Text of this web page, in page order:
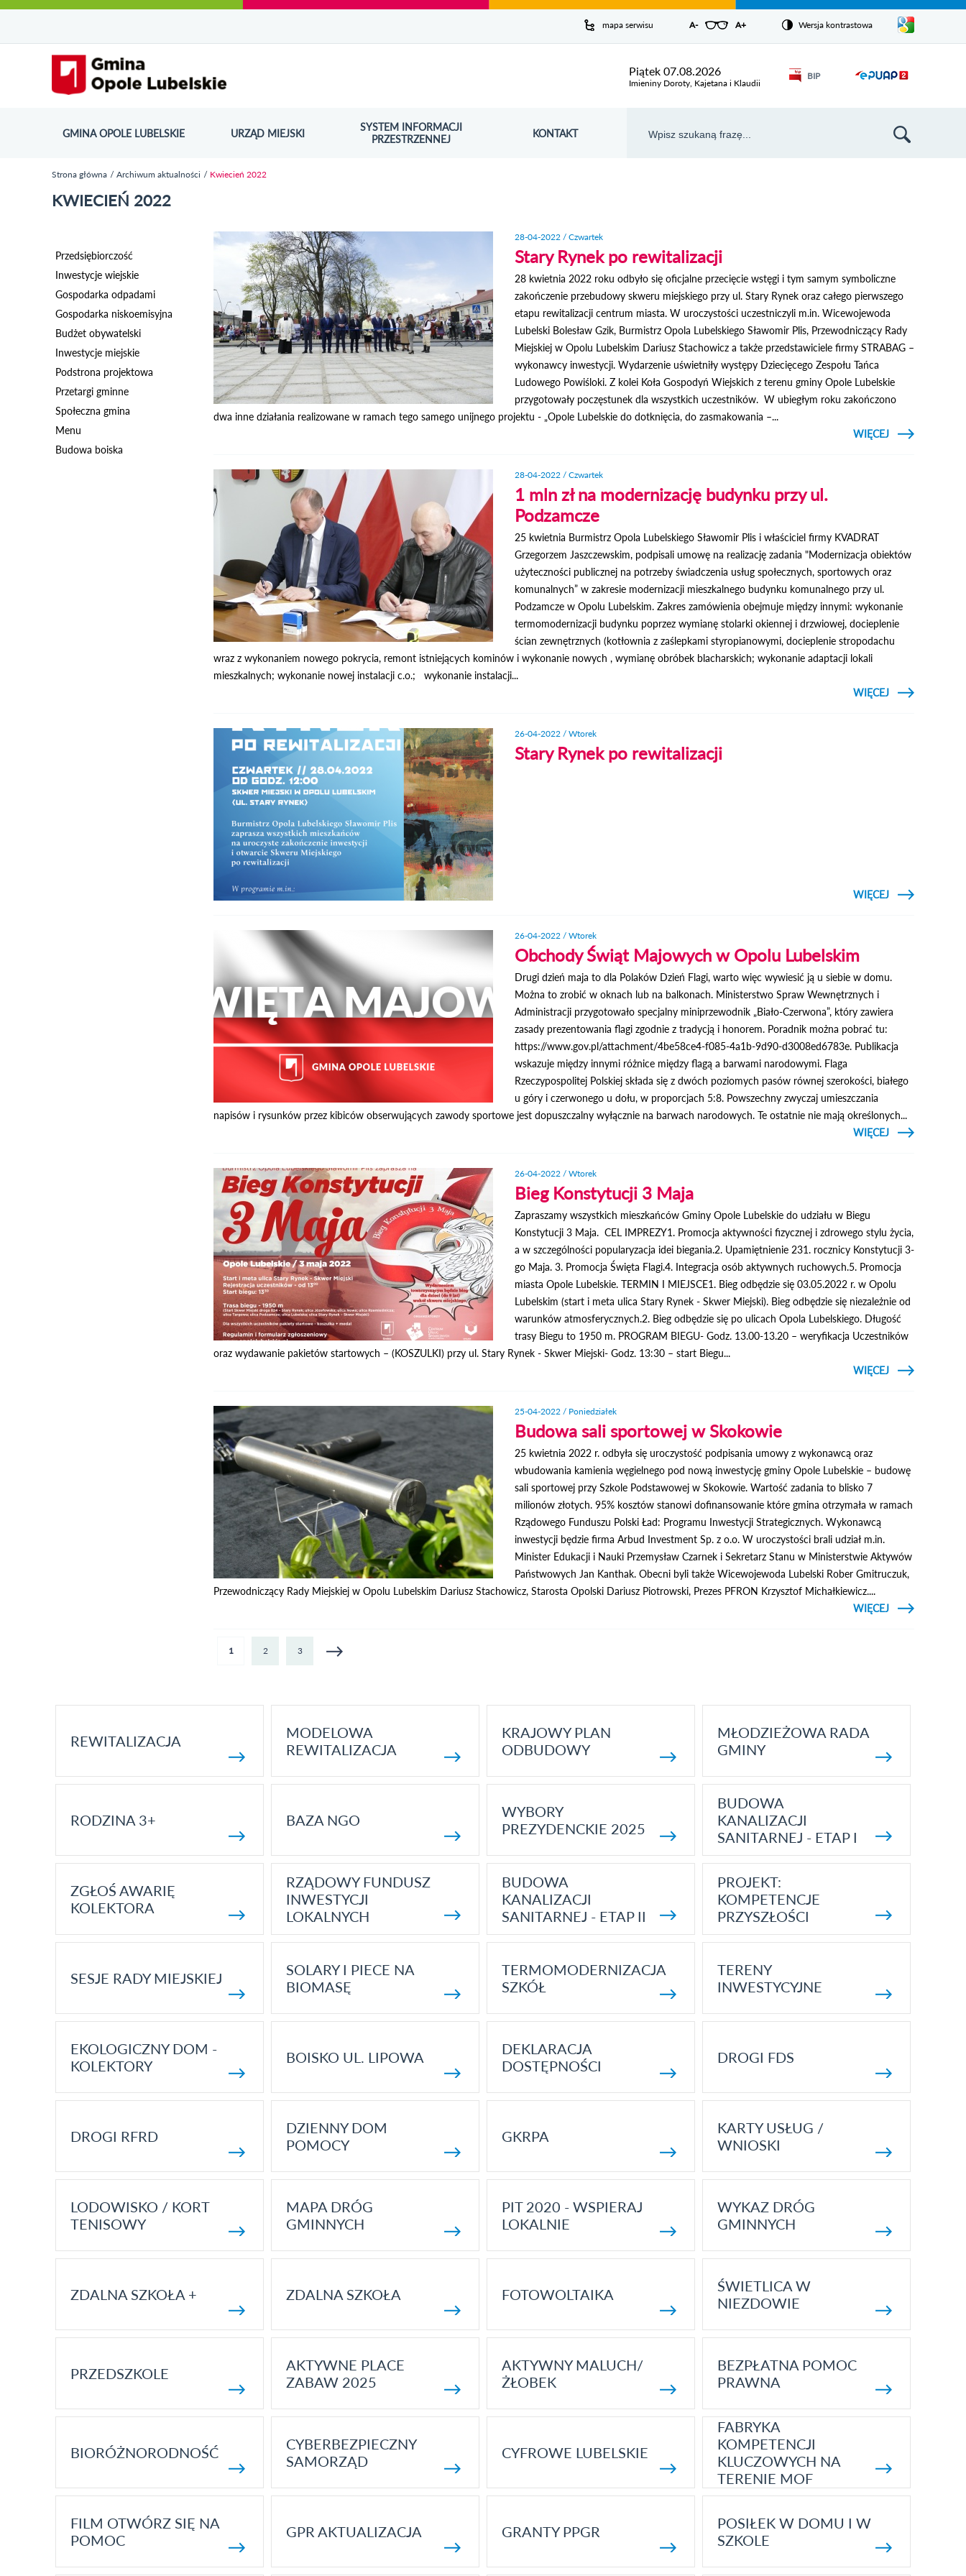
do
strony
do
menu
wyszukiwarki
ścieżki
nawigacyjnej
kategorii
aktualności
do
kalendarza
wydarzeń
do
galerii
do
stopki
mapa serwisu A-pomniejsz czcionkę
Zresetuj czcionkę
A+ powiększ czcionkęWersja kontrastowa
Pokaż/ukryj
listę
języków
Piątek 07.08.2026
Imieniny Doroty, Kajetana i Klaudii
BIPOdnośnik
GMINA OPOLE LUBELSKIE URZĄD MIEJSKI
SYSTEM INFORMACJI
PRZESTRZENNEJ
ODNOŚNIK OTWORZY SIĘ W NOWYM OKNIE KONTAKT
Strona główna Archiwum aktualności Kwiecień 2022
KWIECIEŃ 2022
Przedsiębiorczość
Inwestycje wiejskie
Gospodarka odpadami
Gospodarka niskoemisyjna
Budżet obywatelski
Inwestycje miejskie
Podstrona projektowa
Przetargi gminne
Społeczna gmina
Menu
Budowa boiska
28-04-2022 / Czwartek
Stary Rynek po rewitalizacji
28 kwietnia 2022 roku odbyło się oficjalne przecięcie wstęgi i tym samym symboliczne
zakończenie przebudowy skweru miejskiego przy ul. Stary Rynek oraz całego pierwszego
etapu rewitalizacji centrum miasta. W uroczystości uczestniczyli m.in. Wicewojewoda
Lubelski Bolesław Gzik, Burmistrz Opola Lubelskiego Sławomir Plis, Przewodniczący Rady
Miejskiej w Opolu Lubelskim Dariusz Stachowicz a także przedstawiciele firmy STRABAG –
wykonawcy inwestycji. Wydarzenie uświetniły występy Dziecięcego Zespołu Tańca
Ludowego Powiśloki. Z kolei Koła Gospodyń Wiejskich z terenu gminy Opole Lubelskie
przygotowały poczęstunek dla wszystkich uczestników. W ubiegłym roku zakończono
dwa inne działania realizowane w ramach tego samego unijnego projektu - „Opole Lubelskie do dotknięcia, do zasmakowania –...
CZYTAJ
WIĘCEJ
28-04-2022 / Czwartek
1 mln zł na modernizację budynku przy ul.
Podzamcze
25 kwietnia Burmistrz Opola Lubelskiego Sławomir Plis i właściciel firmy KVADRAT
Grzegorzem Jaszczewskim, podpisali umowę na realizację zadania "Modernizacja obiektów
użyteczności publicznej na potrzeby świadczenia usług społecznych, sportowych oraz
komunalnych” w zakresie modernizacji mieszkalnego budynku komunalnego przy ul.
Podzamcze w Opolu Lubelskim. Zakres zamówienia obejmuje między innymi: wykonanie
termomodernizacji budynku poprzez wymianę stolarki okiennej i drzwiowej, docieplenie
ścian zewnętrznych (kotłownia z zaślepkami styropianowymi, docieplenie stropodachu
wraz z wykonaniem nowego pokrycia, remont istniejących kominów i wykonanie nowych , wymianę obróbek blacharskich; wykonanie adaptacji lokali
mieszkalnych; wykonanie nowej instalacji c.o.; wykonanie instalacji...
CZYTAJ
WIĘCEJ
O 1 MLN ZŁ NA
26-04-2022 / Wtorek
Stary Rynek po rewitalizacji
CZYTAJ
WIĘCEJ
26-04-2022 / Wtorek
Obchody Świąt Majowych w Opolu Lubelskim
Drugi dzień maja to dla Polaków Dzień Flagi, warto więc wywiesić ją u siebie w domu.
Można to zrobić w oknach lub na balkonach. Ministerstwo Spraw Wewnętrznych i
Administracji przygotowało specjalny miniprzewodnik „Biało-Czerwona”, który zawiera
zasady prezentowania flagi zgodnie z tradycją i honorem. Poradnik można pobrać tu:
https://www.gov.pl/attachment/4be58ce4-f085-4a1b-9d90-d3008ed6783e. Publikacja
wskazuje między innymi różnice między flagą a barwami narodowymi. Flaga
Rzeczypospolitej Polskiej składa się z dwóch poziomych pasów równej szerokości, białego
u góry i czerwonego u dołu, w proporcjach 5:8. Powszechny zwyczaj umieszczania
napisów i rysunków przez kibiców obserwujących zawody sportowe jest dopuszczalny wyłącznie na barwach narodowych. Te ostatnie nie mają określonych...
CZYTAJ
WIĘCEJ
26-04-2022 / Wtorek
Bieg Konstytucji 3 Maja
Zapraszamy wszystkich mieszkańców Gminy Opole Lubelskie do udziału w Biegu
Konstytucji 3 Maja. CEL IMPREZY1. Promocja aktywności fizycznej i zdrowego stylu życia,
a w szczególności popularyzacja idei biegania.2. Upamiętnienie 231. rocznicy Konstytucji 3-
go Maja. 3. Promocja Święta Flagi.4. Integracja osób aktywnych ruchowych.5. Promocja
miasta Opole Lubelskie. TERMIN I MIEJSCE1. Bieg odbędzie się 03.05.2022 r. w Opolu
Lubelskim (start i meta ulica Stary Rynek - Skwer Miejski). Bieg odbędzie się niezależnie od
warunków atmosferycznych.2. Bieg odbędzie się po ulicach Opola Lubelskiego. Długość
trasy Biegu to 1950 m. PROGRAM BIEGU- Godz. 13.00-13.20 – weryfikacja Uczestników
oraz wydawanie pakietów startowych – (KOSZULKI) przy ul. Stary Rynek - Skwer Miejski- Godz. 13:30 – start Biegu...
CZYTAJ
WIĘCEJ
25-04-2022 / Poniedziałek
Budowa sali sportowej w Skokowie
25 kwietnia 2022 r. odbyła się uroczystość podpisania umowy z wykonawcą oraz
wbudowania kamienia węgielnego pod nową inwestycję gminy Opole Lubelskie – budowę
sali sportowej przy Szkole Podstawowej w Skokowie. Wartość zadania to blisko 7
milionów złotych. 95% kosztów stanowi dofinansowanie które gmina otrzymała w ramach
Rządowego Funduszu Polski Ład: Programu Inwestycji Strategicznych. Wykonawcą
inwestycji będzie firma Arbud Investment Sp. z o.o. W uroczystości brali udział m.in.
Minister Edukacji i Nauki Przemysław Czarnek i Sekretarz Stanu w Ministerstwie Aktywów
Państwowych Jan Kanthak. Obecni byli także Wicewojewoda Lubelski Rober Gmitruczuk,
Przewodniczący Rady Miejskiej w Opolu Lubelskim Dariusz Stachowicz, Starosta Opolski Dariusz Piotrowski, Prezes PFRON Krzysztof Michałkiewicz....
CZYTAJ
WIĘCEJ
O BUDOWA
Strony
1 2 3
REWITALIZACJA
MODELOWA
REWITALIZACJA
KRAJOWY PLAN
ODBUDOWY
MŁODZIEŻOWA RADA
GMINY
RODZINA 3+ BAZA NGO
WYBORY
PREZYDENCKIE 2025
BUDOWA
KANALIZACJI
SANITARNEJ - ETAP I
ZGŁOŚ AWARIĘ
KOLEKTORA
RZĄDOWY FUNDUSZ
INWESTYCJI
LOKALNYCH
BUDOWA
KANALIZACJI
SANITARNEJ - ETAP II
PROJEKT:
KOMPETENCJE
PRZYSZŁOŚCI
SESJE RADY MIEJSKIEJ
SOLARY I PIECE NA
BIOMASĘ
TERMOMODERNIZACJA
SZKÓŁ
TERENY
INWESTYCYJNE
EKOLOGICZNY DOM -
KOLEKTORY
BOISKO UL. LIPOWA
DEKLARACJA
DOSTĘPNOŚCI
DROGI FDS
DROGI RFRD
DZIENNY DOM
POMOCY
GKRPA
KARTY USŁUG /
WNIOSKI
LODOWISKO / KORT
TENISOWY
MAPA DRÓG
GMINNYCH
PIT 2020 - WSPIERAJ
LOKALNIE
WYKAZ DRÓG
GMINNYCH
ZDALNA SZKOŁA + ZDALNA SZKOŁA FOTOWOLTAIKA
ŚWIETLICA W
NIEZDOWIE
PRZEDSZKOLE
AKTYWNE PLACE
ZABAW 2025
AKTYWNY MALUCH/
ŻŁOBEK
BEZPŁATNA POMOC
PRAWNA
BIORÓŻNORODNOŚĆ
CYBERBEZPIECZNY
SAMORZĄD
CYFROWE LUBELSKIE
FABRYKA
KOMPETENCJI
KLUCZOWYCH NA
TERENIE MOF
FILM OTWÓRZ SIĘ NA
POMOC
GPR AKTUALIZACJA GRANTY PPGR
POSIŁEK W DOMU I W
SZKOLE